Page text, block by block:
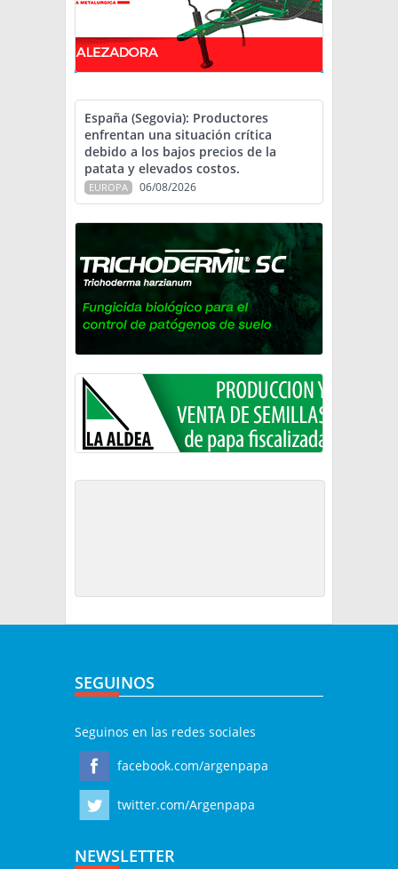
España (Segovia): Productores
enfrentan una situación crítica
debido a los bajos precios de la
patata y elevados costos.
EUROPA 06/08/2026
SEGUINOS
Seguinos en las redes sociales
facebook.com/argenpapa
twitter.com/Argenpapa
NEWSLETTER